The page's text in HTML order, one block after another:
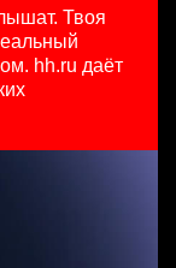
Твоя
hh.ru даёт